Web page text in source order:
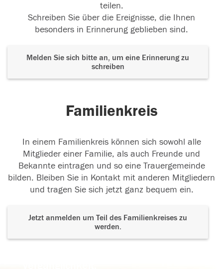
teilen.
Schreiben Sie über die Ereignisse, die Ihnen
besonders in Erinnerung geblieben sind.
Melden Sie sich bitte an, um eine Erinnerung zu
schreiben
Familienkreis
In einem Familienkreis können sich sowohl alle
Mitglieder einer Familie, als auch Freunde und
Bekannte eintragen und so eine Trauergemeinde
bilden. Bleiben Sie in Kontakt mit anderen Mitgliedern
und tragen Sie sich jetzt ganz bequem ein.
Jetzt anmelden um Teil des Familienkreises zu
werden.